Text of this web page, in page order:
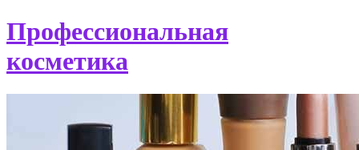
Профессиональная
косметика